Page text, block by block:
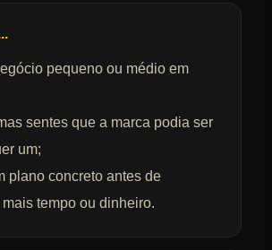
pequeno ou médio em
sentes que a marca podia ser
um;
plano concreto antes de
tempo ou dinheiro.